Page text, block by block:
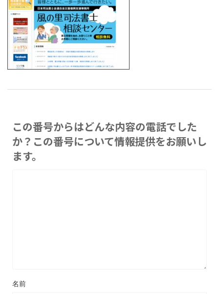
この番号からはどんな内容の電話でした
か？この番号について情報提供をお願いし
ます。
名前